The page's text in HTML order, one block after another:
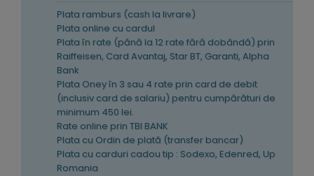
Plata ramburs (cash la livrare)
Plata online cu cardul
Plata în rate (pănă la 12 rate fără dobândă) prin
Raiffeisen, Card Avantaj, Star BT, Garanti, Alpha
Bank
Plata Oney în 3 sau 4 rate prin card de debit
(inclusiv card de salariu) pentru cumpărături de
minimum 450 lei.
Rate online prin TBI BANK
Plata cu Ordin de plată (transfer bancar)
Plata cu carduri cadou tip : Sodexo, Edenred, Up
Romania